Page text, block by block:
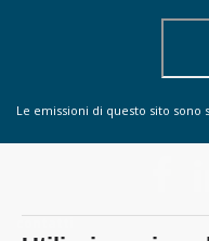
Le emissioni di questo sito sono